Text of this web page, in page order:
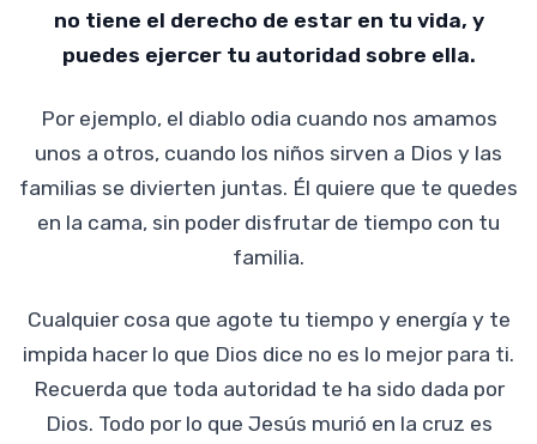
no tiene el derecho de estar en tu vida, y
puedes ejercer tu autoridad sobre ella.
Por ejemplo, el diablo odia cuando nos amamos
unos a otros, cuando los niños sirven a Dios y las
familias se divierten juntas. Él quiere que te quedes
en la cama, sin poder disfrutar de tiempo con tu
familia.
Cualquier cosa que agote tu tiempo y energía y te
impida hacer lo que Dios dice no es lo mejor para ti.
Recuerda que toda autoridad te ha sido dada por
Dios. Todo por lo que Jesús murió en la cruz es